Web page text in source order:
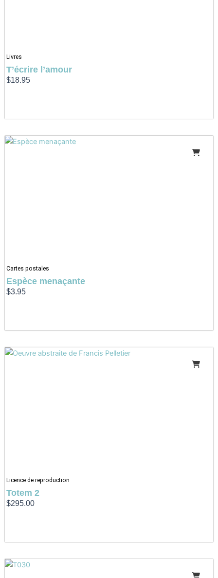
Livres
T’écrire l’amour
$18.95
Cartes postales
Espèce menaçante
$3.95
Licence de reproduction
Totem 2
$295.00